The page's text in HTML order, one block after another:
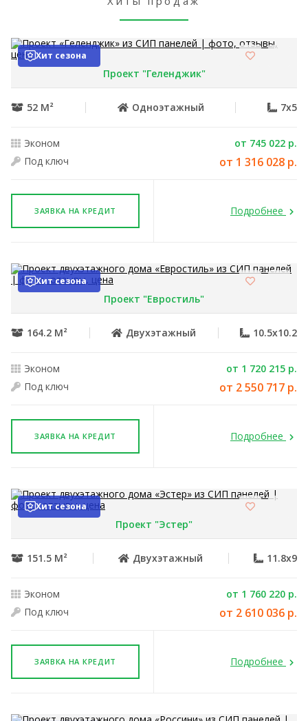
Хит сезона
Проект "Геленджик"
52 М² Одноэтажный 7x5
Эконом
от 745 022 р.
Под ключ
от 1 316 028 р.
ЗАЯВКА НА КРЕДИТ Подробнее
Хит сезона
Проект "Евростиль"
164.2 М² Двухэтажный 10.5x10.2
Эконом
от 1 720 215 р.
Под ключ
от 2 550 717 р.
ЗАЯВКА НА КРЕДИТ Подробнее
Хит сезона
Проект "Эстер"
151.5 М² Двухэтажный 11.8x9
Эконом
от 1 760 220 р.
Под ключ
от 2 610 036 р.
ЗАЯВКА НА КРЕДИТ Подробнее